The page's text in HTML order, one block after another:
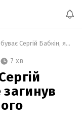
Де зараз перебуває Сергій Бабкін, який ледь не загинув під час обстрілу рідного Харкова
7 хв